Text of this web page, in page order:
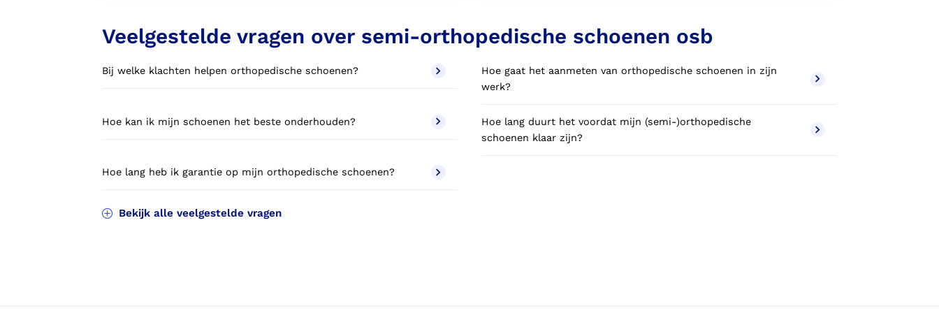
Veelgestelde vragen over semi-orthopedische schoenen osb
Bij welke klachten helpen orthopedische schoenen?
Hoe gaat het aanmeten van orthopedische schoenen in zijn
werk?
Hoe kan ik mijn schoenen het beste onderhouden?
Hoe lang duurt het voordat mijn (semi-)orthopedische
schoenen klaar zijn?
Hoe lang heb ik garantie op mijn orthopedische schoenen?
Bekijk alle veelgestelde vragen